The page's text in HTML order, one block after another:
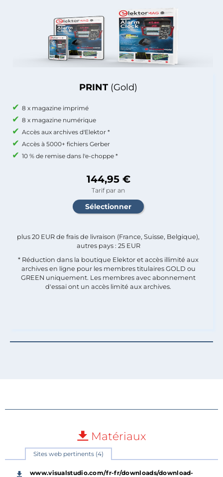
PRINT (Gold)
8 x magazine imprimé
8 x magazine numérique
Accès aux archives d'Elektor *
Accès à 5000+ fichiers Gerber
10 % de remise dans l'e-choppe *
144,95 €
Tarif par an
plus 20 EUR de frais de livraison (France, Suisse, Belgique),
autres pays : 25 EUR
* Réduction dans la boutique Elektor et accès illimité aux
archives en ligne pour les membres titulaires GOLD ou
GREEN uniquement. Les membres avec abonnement
d'essai ont un accès limité aux archives.
Matériaux
Sites web pertinents (4)
www.visualstudio.com/fr-fr/downloads/download-